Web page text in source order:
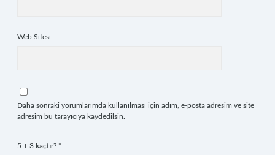
Web Sitesi
Daha sonraki yorumlarımda kullanılması için adım, e-posta adresim ve site
adresim bu tarayıcıya kaydedilsin.
5 + 3 kaçtır? *